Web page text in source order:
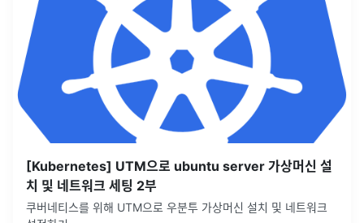
[Kubernetes] UTM으로 ubuntu server 가상머신 설
치 및 네트워크 세팅 2부
쿠버네티스를 위해 UTM으로 우분투 가상머신 설치 및 네트워크